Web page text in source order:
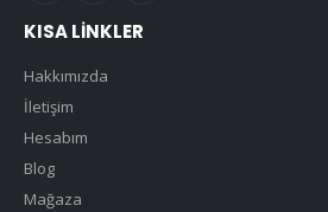
KISA LINKLER
Hakkımızda
İletişim
Hesabım
Blog
Mağaza